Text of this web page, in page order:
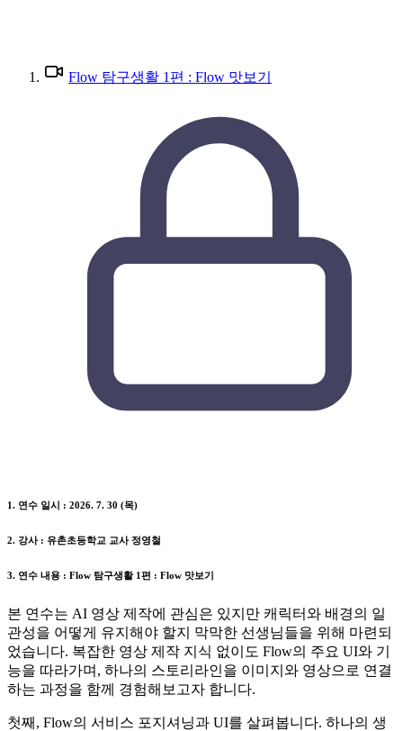
Flow 탐구생활 1편 : Flow 맛보기
1. 연수 일시 : 2026. 7. 30 (목)
2. 강사 : 유촌초등학교 교사 정영철
3. 연수 내용 : Flow 탐구생활 1편 : Flow 맛보기
본 연수는 AI 영상 제작에 관심은 있지만 캐릭터와 배경의 일
관성을 어떻게 유지해야 할지 막막한 선생님들을 위해 마련되
었습니다. 복잡한 영상 제작 지식 없이도 Flow의 주요 UI와 기
능을 따라가며, 하나의 스토리라인을 이미지와 영상으로 연결
하는 과정을 함께 경험해보고자 합니다.
첫째, Flow의 서비스 포지셔닝과 UI를 살펴봅니다. 하나의 생